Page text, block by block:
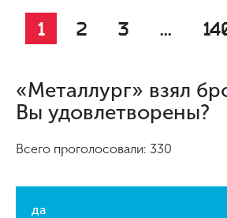
1 2 3 ...
«Металлург» взял
Вы удовлетворены?
Всего проголосовали: 330
да